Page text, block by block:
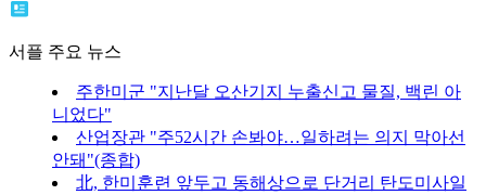
서플 주요 뉴스
주한미군 "지난달 오산기지 누출신고 물질, 백린 아
니었다"
산업장관 "주52시간 손봐야…일하려는 의지 막아선
안돼"(종합)
北, 한미훈련 앞두고 동해상으로 단거리 탄도미사일